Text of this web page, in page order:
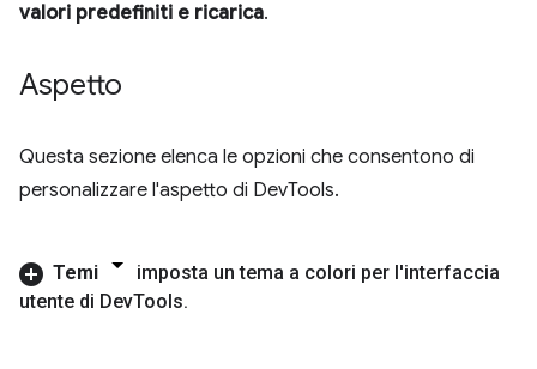
valori predefiniti e ricarica.
Aspetto
Questa sezione elenca le opzioni che consentono di
personalizzare l'aspetto di DevTools.
Temi
imposta un tema a colori per l'interfaccia
utente di DevTools.